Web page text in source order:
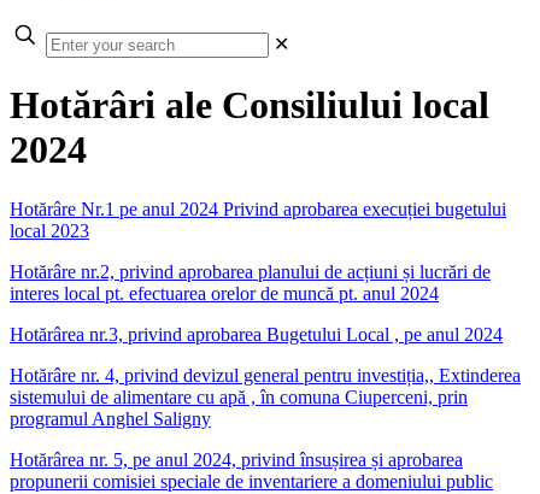
✕
Hotărâri ale Consiliului local
2024
Hotărâre Nr.1 pe anul 2024 Privind aprobarea execuției bugetului
local 2023
Hotărâre nr.2, privind aprobarea planului de acțiuni și lucrări de
interes local pt. efectuarea orelor de muncă pt. anul 2024
Hotărârea nr.3, privind aprobarea Bugetului Local , pe anul 2024
Hotărâre nr. 4, privind devizul general pentru investiția,, Extinderea
sistemului de alimentare cu apă , în comuna Ciuperceni, prin
programul Anghel Saligny
Hotărârea nr. 5, pe anul 2024, privind însușirea și aprobarea
propunerii comisiei speciale de inventariere a domeniului public